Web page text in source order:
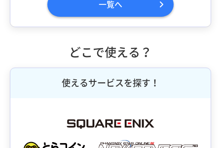
一覧へ
どこで使える？
使えるサービスを探す！